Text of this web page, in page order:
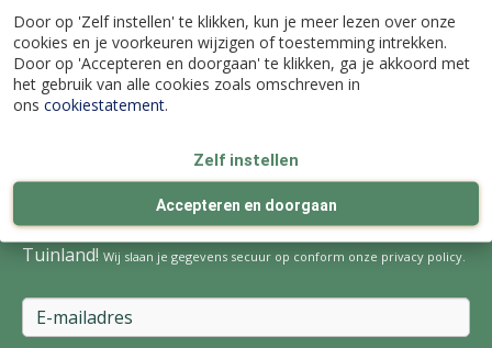
Door op 'Zelf instellen' te klikken, kun je meer lezen over onze
cookies en je voorkeuren wijzigen of toestemming intrekken.
Door op 'Accepteren en doorgaan' te klikken, ga je akkoord met
het gebruik van alle cookies zoals omschreven in
ons cookiestatement.
Zelf instellen
Accepteren en doorgaan
Contact
Volg ons nu op:
Schrijf je nu in en blijf altijd op de hoogte van de
laatste kortingsacties, weetjes en activiteiten bij
Tuinland! Wij slaan je gegevens secuur op conform onze privacy policy.